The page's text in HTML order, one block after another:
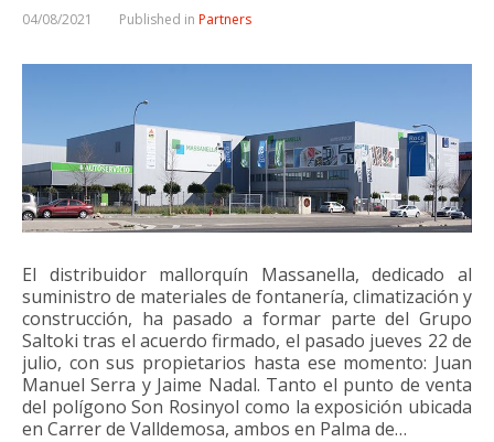
04/08/2021 Published in Partners
El distribuidor mallorquín Massanella, dedicado al
suministro de materiales de fontanería, climatización y
construcción, ha pasado a formar parte del Grupo
Saltoki tras el acuerdo firmado, el pasado jueves 22 de
julio, con sus propietarios hasta ese momento: Juan
Manuel Serra y Jaime Nadal. Tanto el punto de venta
del polígono Son Rosinyol como la exposición ubicada
en Carrer de Valldemosa, ambos en Palma de…